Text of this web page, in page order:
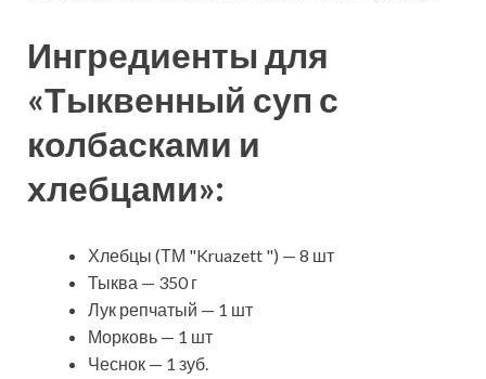
Ингредиенты для
«Тыквенный суп с
колбасками и
хлебцами»:
Хлебцы (ТМ "Kruazett ") — 8 шт
Тыква — 350 г
Лук репчатый — 1 шт
Морковь — 1 шт
Чеснок — 1 зуб.